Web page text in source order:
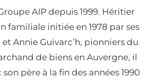
AIP depuis 1999. Héritier
familiale initiée en 1978 par ses
Annie Guivarc’h, pionniers du
de biens en Auvergne, il
son père à la fin des années 1990